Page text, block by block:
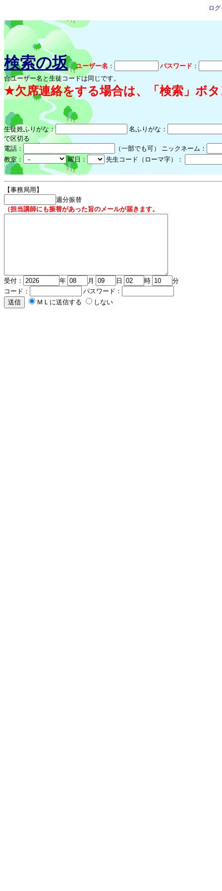
ロ
検索の坂 ユーザー名 ： パスワード ：
合ユーザー名と生徒コードは同じです。
★欠席連絡をする場合は、「検索」ボ
生徒姓ふりがな：
名ふりがな：
で区切る
電話：
（一部でも可） ニックネーム：
教室：
曜日： 先生コード（ローマ字）：
【事務局用】
週分振替
（担当講師にも振替があった旨のメールが届きます。
受付： 年 月 日 時
分
コード：
パスワード：
ＭＬに送信する
しない